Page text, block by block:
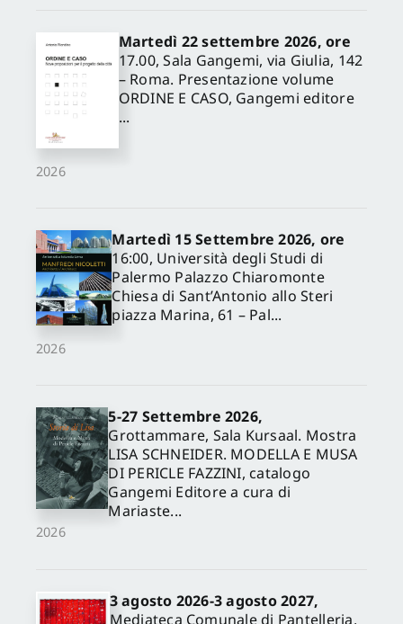
2026
Martedì 22 settembre 2026, ore
17.00, Sala Gangemi, via Giulia, 142
– Roma. Presentazione volume
ORDINE E CASO, Gangemi editore
...
2026
Martedì 15 Settembre 2026, ore
16:00, Università degli Studi di
Palermo Palazzo Chiaromonte
Chiesa di Sant’Antonio allo Steri
piazza Marina, 61 – Pal...
2026
5-27 Settembre 2026,
Grottammare, Sala Kursaal. Mostra
LISA SCHNEIDER. MODELLA E MUSA
DI PERICLE FAZZINI, catalogo
Gangemi Editore a cura di
Mariaste...
3 agosto 2026-3 agosto 2027,
Mediateca Comunale di Pantelleria,